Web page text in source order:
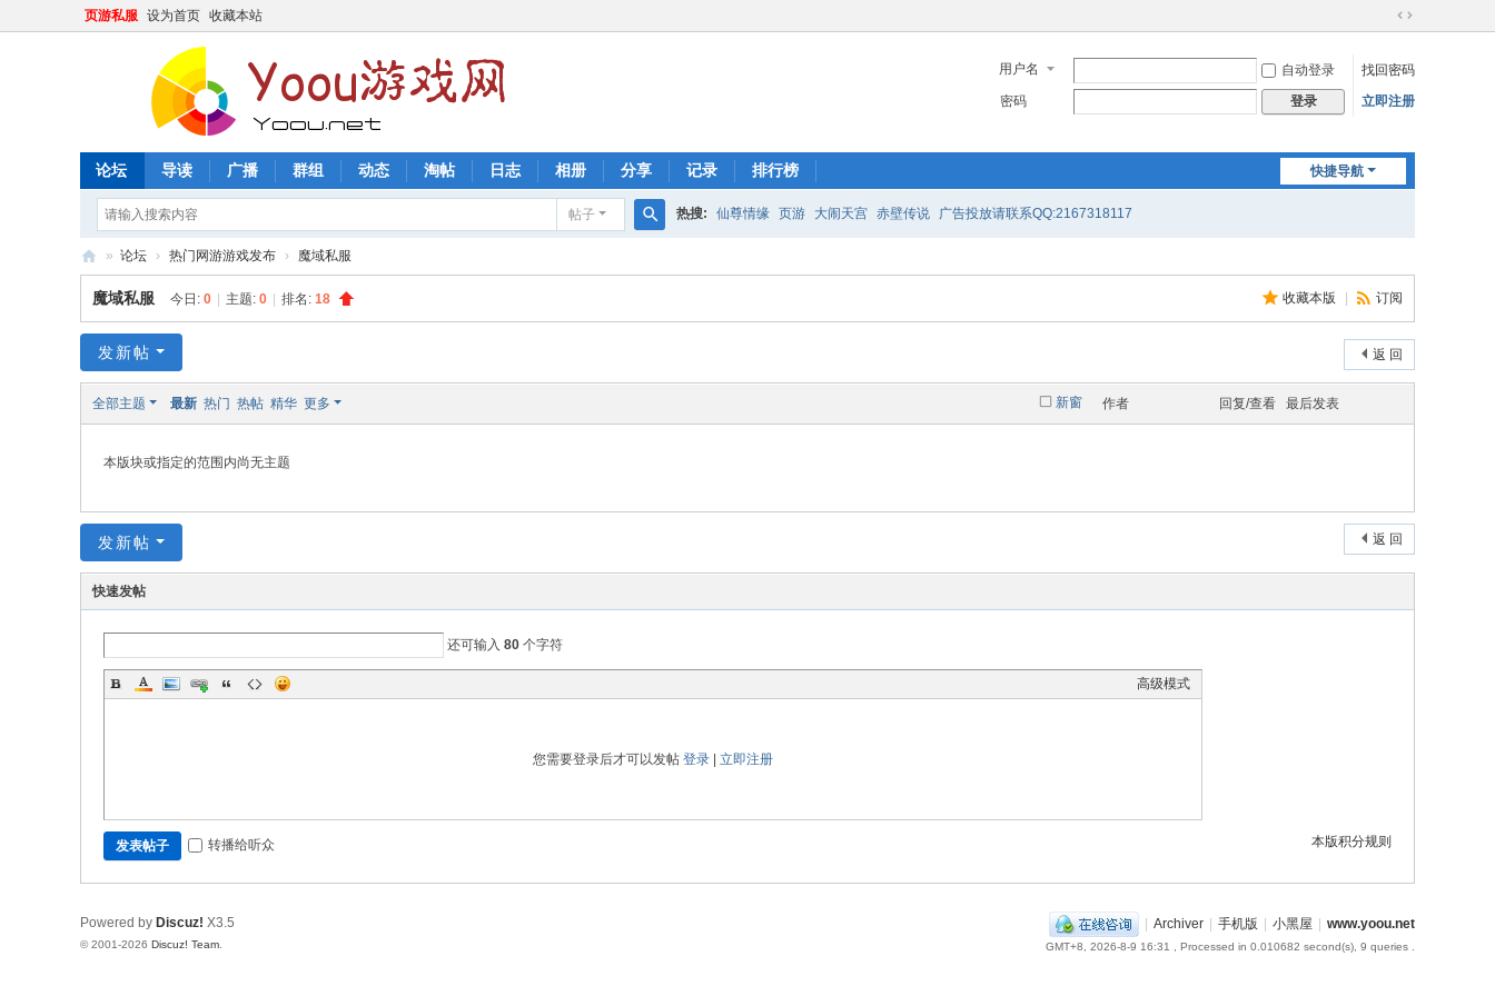
页游私服 设为首页 收藏本站
切
到
宽
用户名 自动登录
找回密码
密码
登录 立即注册
快捷导航
论坛 导读 广播 群组 动态 淘帖 日志 相册 分享 记录 排行榜
帖子
索
热搜: 仙尊情缘 页游 大闹天宫 赤壁传说 广告投放请联系QQ:2167318117
Y
oo
游
» 论坛 › 热门网游游戏发布 › 魔域私服
收藏本版 订阅
魔域私服 今日: 0 主题: 0 排名: 18
返 回
发新帖
新窗
全部主题 最新 热门 热帖 精华 更多 作者 回复/查看 最后发表
本版块或指定的范围内尚无主题
返 回
发新帖
快速发帖
还可输入 80 个字符
高级模式
您需要登录后才可以发帖 登录 立即注册
本版积分规则
发表帖子 转播给听众
| Archiver | 手机版 | 小黑屋 | www.yoou.net
GMT+8, 2026-8-9 16:31 , Processed in 0.010682 second(s), 9 queries .
Powered by Discuz! X3.5
© 2001-2026 Discuz! Team